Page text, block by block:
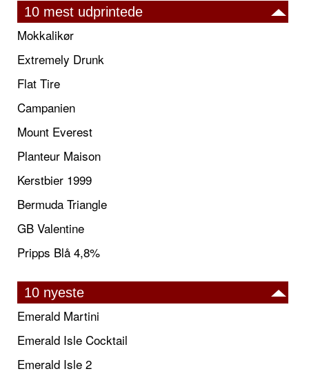
10 mest udprintede
Mokkalikør
Extremely Drunk
Flat Tire
Campanien
Mount Everest
Planteur Maison
Kerstbier 1999
Bermuda Triangle
GB Valentine
Pripps Blå 4,8%
10 nyeste
Emerald Martini
Emerald Isle Cocktail
Emerald Isle 2